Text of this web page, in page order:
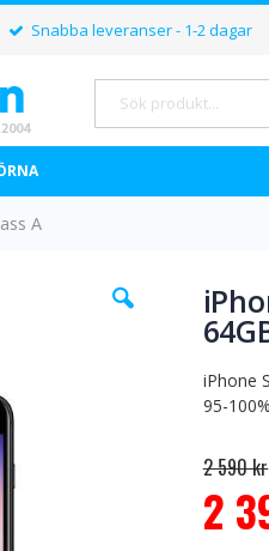
Snabba leveranser - 1-2 dagar
A
iPhone
95-
2 590 kr
Price
2
bildgalleriet